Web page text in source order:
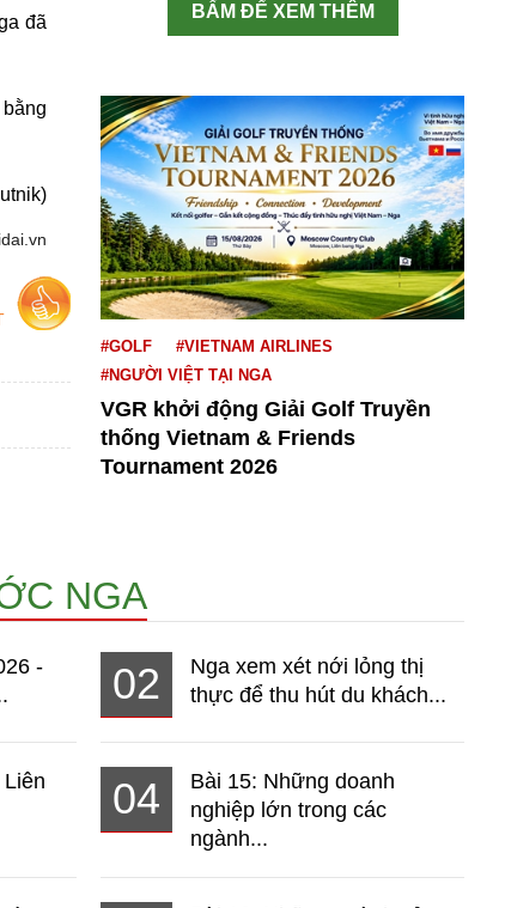
đã
BẤM ĐỂ XEM THÊM
#GOLF
#VIETNAM AIRLINES
#NGƯỜI VIỆT TẠI NGA
VGR khởi động Giải Golf Truyền
thống Vietnam & Friends
Tournament 2026
NGA
-
02
Nga xem xét nới lỏng thị
thực để thu hút du khách...
04
Bài 15: Những doanh
nghiệp lớn trong các
ngành...